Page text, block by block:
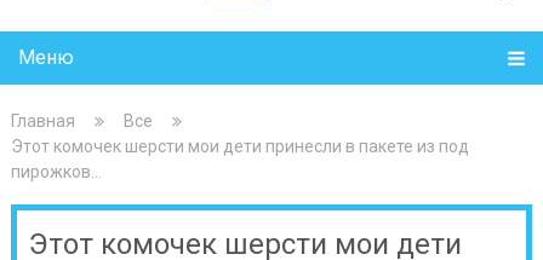
Меню
Главная
Все
Этот комочек шерсти мои дети принесли в пакете из под
пирожков…
Этот комочек шерсти мои дети